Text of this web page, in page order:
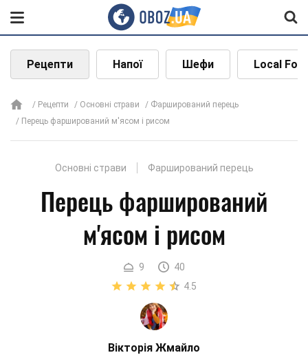
Рецепти Напої Шефи Local
Рецепти Основні страви
Фарширований перець
Перець фарширований м'ясом і рисом
Основні страви Фарширований перець
Перець фарширований
м'ясом і рисом
9
40
4.5
Вікторія Жмайло